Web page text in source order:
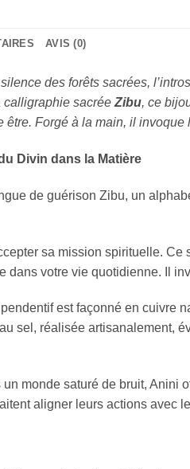
AVIS (0)
des forêts sacrées,
calligraphie sacrée Zibu, ce
Forgé à la main, il
Divin dans la Matière
de guérison Zibu, un
sa mission spirituelle.
dans votre vie quotidienne. Il
est façonné en cuivre
sel, réalisée artisanalement,
un monde saturé de bruit, Anini
aligner leurs actions avec